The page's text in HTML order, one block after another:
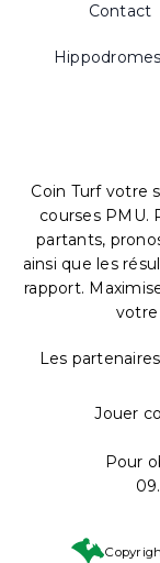
Contact
Hippodromes
Coin Turf votre
courses PMU.
partants,
ainsi que les
rapport.
votre
Les
Jouer
Pour